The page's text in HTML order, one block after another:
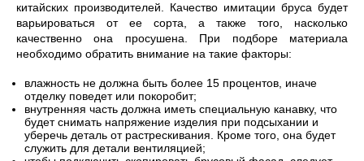
китайских производителей. Качество имитации бруса будет
варьироваться от ее сорта, а также того, насколько
качественно она просушена. При подборе материала
необходимо обратить внимание на такие факторы:
влажность не должна быть более 15 процентов, иначе
отделку поведет или покоробит;
внутренняя часть должна иметь специальную канавку, что
будет снимать напряжение изделия при подсыхании и
уберечь деталь от растрескивания. Кроме того, она будет
служить для детали вентиляцией;